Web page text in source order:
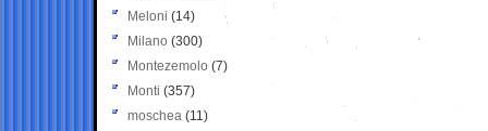
Meloni (14)
Milano (300)
Montezemolo (7)
Monti (357)
moschea (11)